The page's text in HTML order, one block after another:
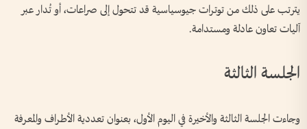
يترتب على ذلك من توترات جيوسياسية قد تتحول إلى صراعات، أو تُدار عبر
آليات تعاون عادلة ومستدامة.
الجلسة الثالثة
وجاءت الجلسة الثالثة والأخيرة في اليوم الأول، بعنوان تعددية الأطراف والمعرفة